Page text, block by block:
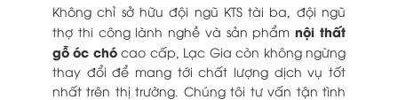
Không chỉ sở hữu đội ngũ KTS tài ba, đội ngũ
thợ thi công lành nghề và sản phẩmnội thất
gỗ óc chócao cấp, Lạc Gia còn không ngừng
thay đổi để mang tới chất lượng dịch vụ tốt
nhất trên thị trường. Chúng tôi tư vấn tận tình